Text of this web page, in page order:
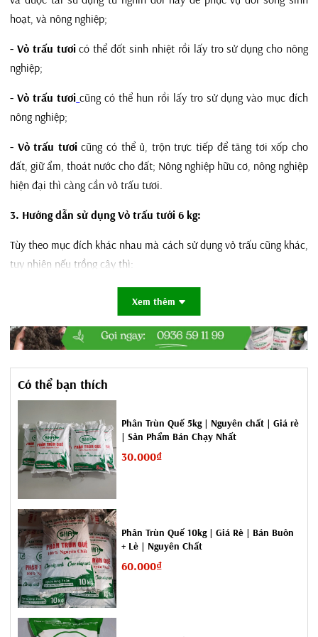
hoạt, và nông nghiệp;
- Vỏ trấu tươicó thể đốt sinh nhiệt rồi lấy tro sử dụng cho nông
nghiệp;
- Vỏ trấu tươi cũng có thể hun rồi lấy tro sử dụng vào mục đích
nông nghiệp;
- Vỏ trấu tươicũng có thể ủ, trộn trực tiếp để tăng tơi xốp cho
đất, giữ ẩm, thoát nước cho đất; Nông nghiệp hữu cơ, nông nghiệp
hiện đại thì càng cần vỏ trấu tươi.
3. Hướng dẫn sử dụng Vỏ trấu tưới 6 kg:
Tùy theo mục đích khác nhau mà cách sử dụng vỏ trấu cũng khác,
tuy nhiên nếu trồng cây thì:
hợp: 20% trấu: 80% đất, trộn đều và trồng cây bình thường.
- Ngoài ra cũng có thểủ hoai mục vỏ trấurồi mới sử dụng trộn -
-Trộn vỏ trấu với các loại phân chuồng
phân vô cùng tốt với cây trồng.
Xem thêm
Có thể bạn thích
Phân Trùn Quế 5kg | Nguyên chất | Giá rẻ
| Sản Phẩm Bán Chạy Nhất
30.000₫
Phân Trùn Quế 10kg | Giá Rẻ | Bán Buôn
+ Lẻ | Nguyên Chất
60.000₫